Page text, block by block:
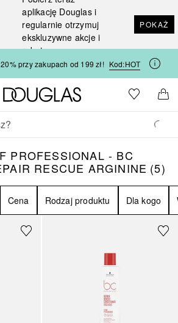
aplikację Douglas i
regularnie otrzymuj
ekskluzywne akcje i
rabaty
POKAŻ
przy zakupach od 199 zł! Kod:HOT
Strona główna Douglas
Do listyDo
PROFESSIONAL - BC
PROFESSIONAL - BC
RESCUE ARGININE (5)
Cena Rodzaj produktu Dla kogo